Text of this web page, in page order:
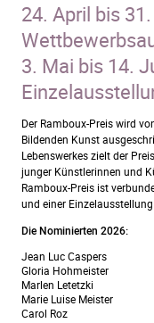
24. April bis
3. Mai bis 14.
Der Ramboux-Preis wird
Bildenden Kunst
Lebenswerkes zielt der
junger Künstlerinnen und
Ramboux-Preis ist
und einer
Die Nominierten 2026:
Jean Luc Caspers
Gloria Hohmeister
Marlen Letetzki
Marie Luise Meister
Carol Roz